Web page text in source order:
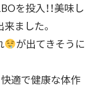
を投入！！美味し
ました。
が出てきそうに
適で健康な体作